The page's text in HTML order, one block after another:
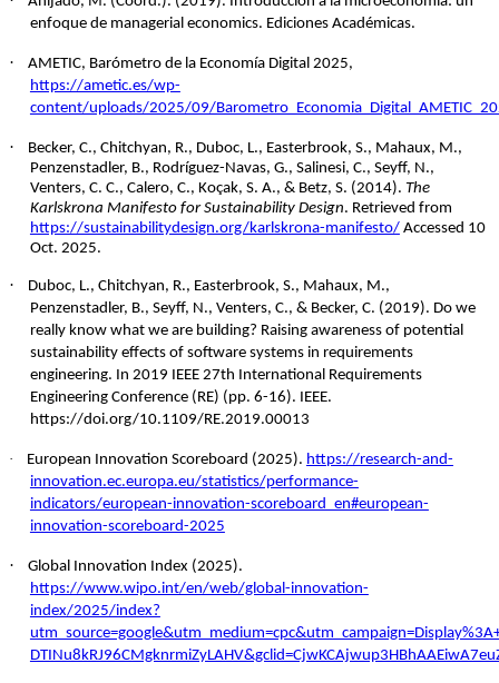
enfoque de managerial economics. Ediciones Académicas.
·
AMETIC, Barómetro de la Economía Digital 2025,
https://ametic.es/wp-
content/uploads/2025/09/
·
Becker, C., Chitchyan, R., Duboc, L., Easterbrook, S., Mahaux, M.,
Penzenstadler, B., Rodríguez-Navas, G., Salinesi, C., Seyff, N.,
Venters, C. C., Calero, C., Koçak, S. A., & Betz, S. (2014). The
Karlskrona Manifesto for Sustainability Design. Retrieved from
https://sustainabilitydesign.org/karlskrona-manifesto/Accessed 10
Oct. 2025.
·
Duboc, L., Chitchyan, R., Easterbrook, S., Mahaux, M.,
Penzenstadler, B., Seyff, N., Venters, C., & Becker, C. (2019). Do we
really know what we are building? Raising awareness of potential
sustainability effects of software systems in requirements
engineering. In 2019 IEEE 27th International Requirements
Engineering Conference (RE) (pp. 6-16). IEEE.
https://doi.org/10.1109/RE.2019.00013
· European Innovation Scoreboard (2025). https://research-and-
innovation.ec.europa.eu/statistics/performance-
indicators/european-innovation-scoreboard_en#european-
innovation-scoreboard-2025
·
Global Innovation Index (2025).
https://www.wipo.int/en/web/global-innovation-
index/2025/index?